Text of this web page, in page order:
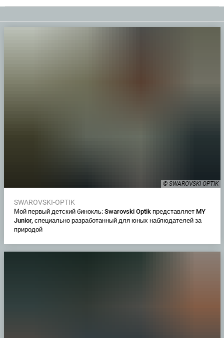
© SWAROVSKI OPTIK
SWAROVSKI-OPTIK
Мой первый детский бинокль: Swarovski Optik представляет MY
Junior, специально разработанный для юных наблюдателей за
природой